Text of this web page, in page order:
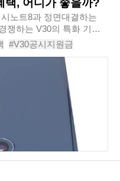
택, 어디가 좋을까?
노트8과 정면대결하는
쟁하는 V30의 특화 기능
, 어디가 좋을까?갤럭시노
교아이..
#V30공시지원금
선택약정할인
드할인